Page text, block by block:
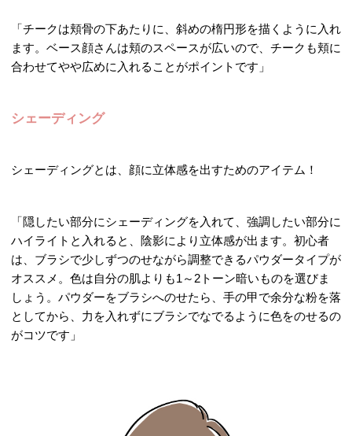
「チークは頬骨の下あたりに、斜めの楕円形を描くように入れ
ます。ベース顔さんは頬のスペースが広いので、チークも頬に
合わせてやや広めに入れることがポイントです」
シェーディング
シェーディングとは、顔に立体感を出すためのアイテム！
「隠したい部分にシェーディングを入れて、強調したい部分に
ハイライトと入れると、陰影により立体感が出ます。初心者
は、ブラシで少しずつのせながら調整できるパウダータイプが
オススメ。色は自分の肌よりも1～2トーン暗いものを選びま
しょう。パウダーをブラシへのせたら、手の甲で余分な粉を落
としてから、力を入れずにブラシでなでるように色をのせるの
がコツです」